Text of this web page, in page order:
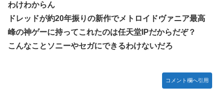
わけわからん
ドレッドが約20年振りの新作でメトロイドヴァニア最高
峰の神ゲーに持ってこれたのは任天堂IPだからだぞ？
こんなことソニーやセガにできるわけないだろ
コメント欄へ引用